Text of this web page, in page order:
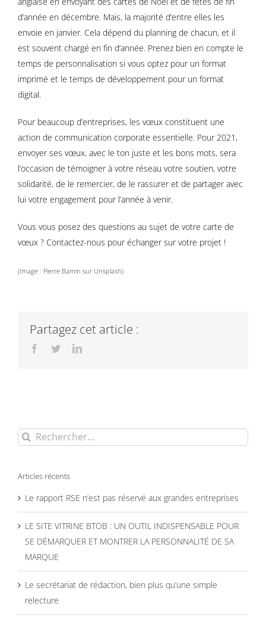
d’année en décembre. Mais, la majorité d’entre elles les
envoie en janvier. Cela dépend du planning de chacun, et il
est souvent chargé en fin d’année. Prenez bien en compte le
temps de personnalisation si vous optez pour un format
imprimé et le temps de développement pour un format
digital.
Pour beaucoup d’entreprises, les vœux constituent une
action de communication corporate essentielle. Pour 2021,
envoyer ses vœux, avec le ton juste et les bons mots, sera
l’occasion de témoigner à votre réseau votre soutien, votre
solidarité, de le remercier, de le rassurer et de partager avec
lui votre engagement pour l’année à venir.
Vous vous posez des questions au sujet de votre carte de
vœux ? Contactez-nous pour échanger sur votre projet !
(Image : Pierre Bamin sur Unsplash)
Partagez cet article :
Facebook
TwitterLinkedIn
Rechercher:
Articles récents
Le rapport RSE n’est pas réservé aux grandes entreprises
LE SITE VITRINE BTOB : UN OUTIL INDISPENSABLE POUR
SE DÉMARQUER ET MONTRER LA PERSONNALITÉ DE SA
MARQUE
Le secrétariat de rédaction, bien plus qu’une simple
relecture